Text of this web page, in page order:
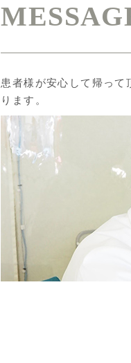
患者様が安心して帰って
ります。